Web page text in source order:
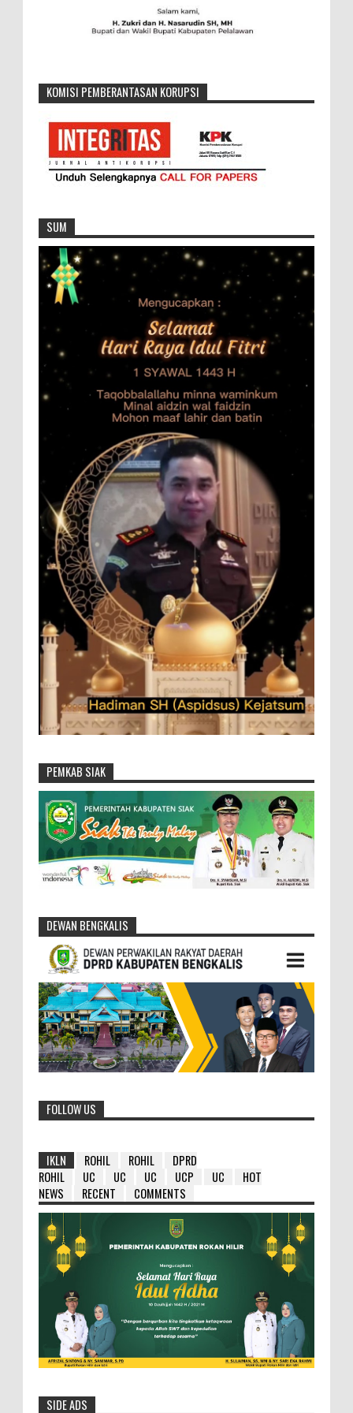
KOMISI PEMBERANTASAN KORUPSI
SUM
PEMKAB SIAK
DEWAN BENGKALIS
FOLLOW US
IKLN ROHIL ROHIL
DPRD
ROHIL
UC UC UC UCP UC
HOT
NEWS
RECENT COMMENTS
SIDE ADS